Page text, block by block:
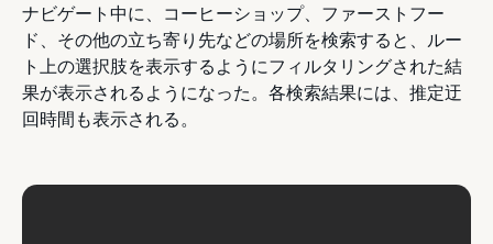
ナビゲート中に、コーヒーショップ、ファーストフー
ド、その他の立ち寄り先などの場所を検索すると、ルー
ト上の選択肢を表示するようにフィルタリングされた結
果が表示されるようになった。各検索結果には、推定迂
回時間も表示される。